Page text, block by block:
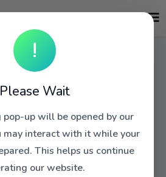
!
Please Wait
up will be opened by our
may interact with it while your
This helps us continue
our website.